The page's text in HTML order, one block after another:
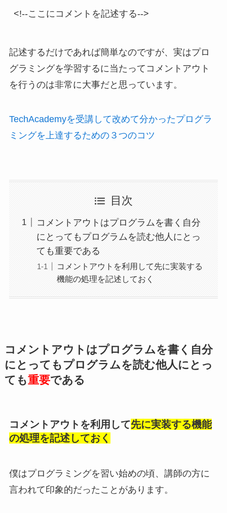
<!--ここにコメントを記述する-->
記述するだけであれば簡単なのですが、実はプロ
グラミングを学習するに当たってコメントアウト
を行うのは非常に大事だと思っています。
TechAcademyを受講して改めて分かったプログラ
ミングを上達するための３つのコツ
目次
コメントアウトはプログラムを書く自分
にとってもプログラムを読む他人にとっ
ても重要である
コメントアウトを利用して先に実装する
機能の処理を記述しておく
コメントアウトはプログラムを書く自分
にとってもプログラムを読む他人にとっ
ても重要である
コメントアウトを利用して先に実装する機能
の処理を記述しておく
僕はプログラミングを習い始めの頃、講師の方に
言われて印象的だったことがあります。